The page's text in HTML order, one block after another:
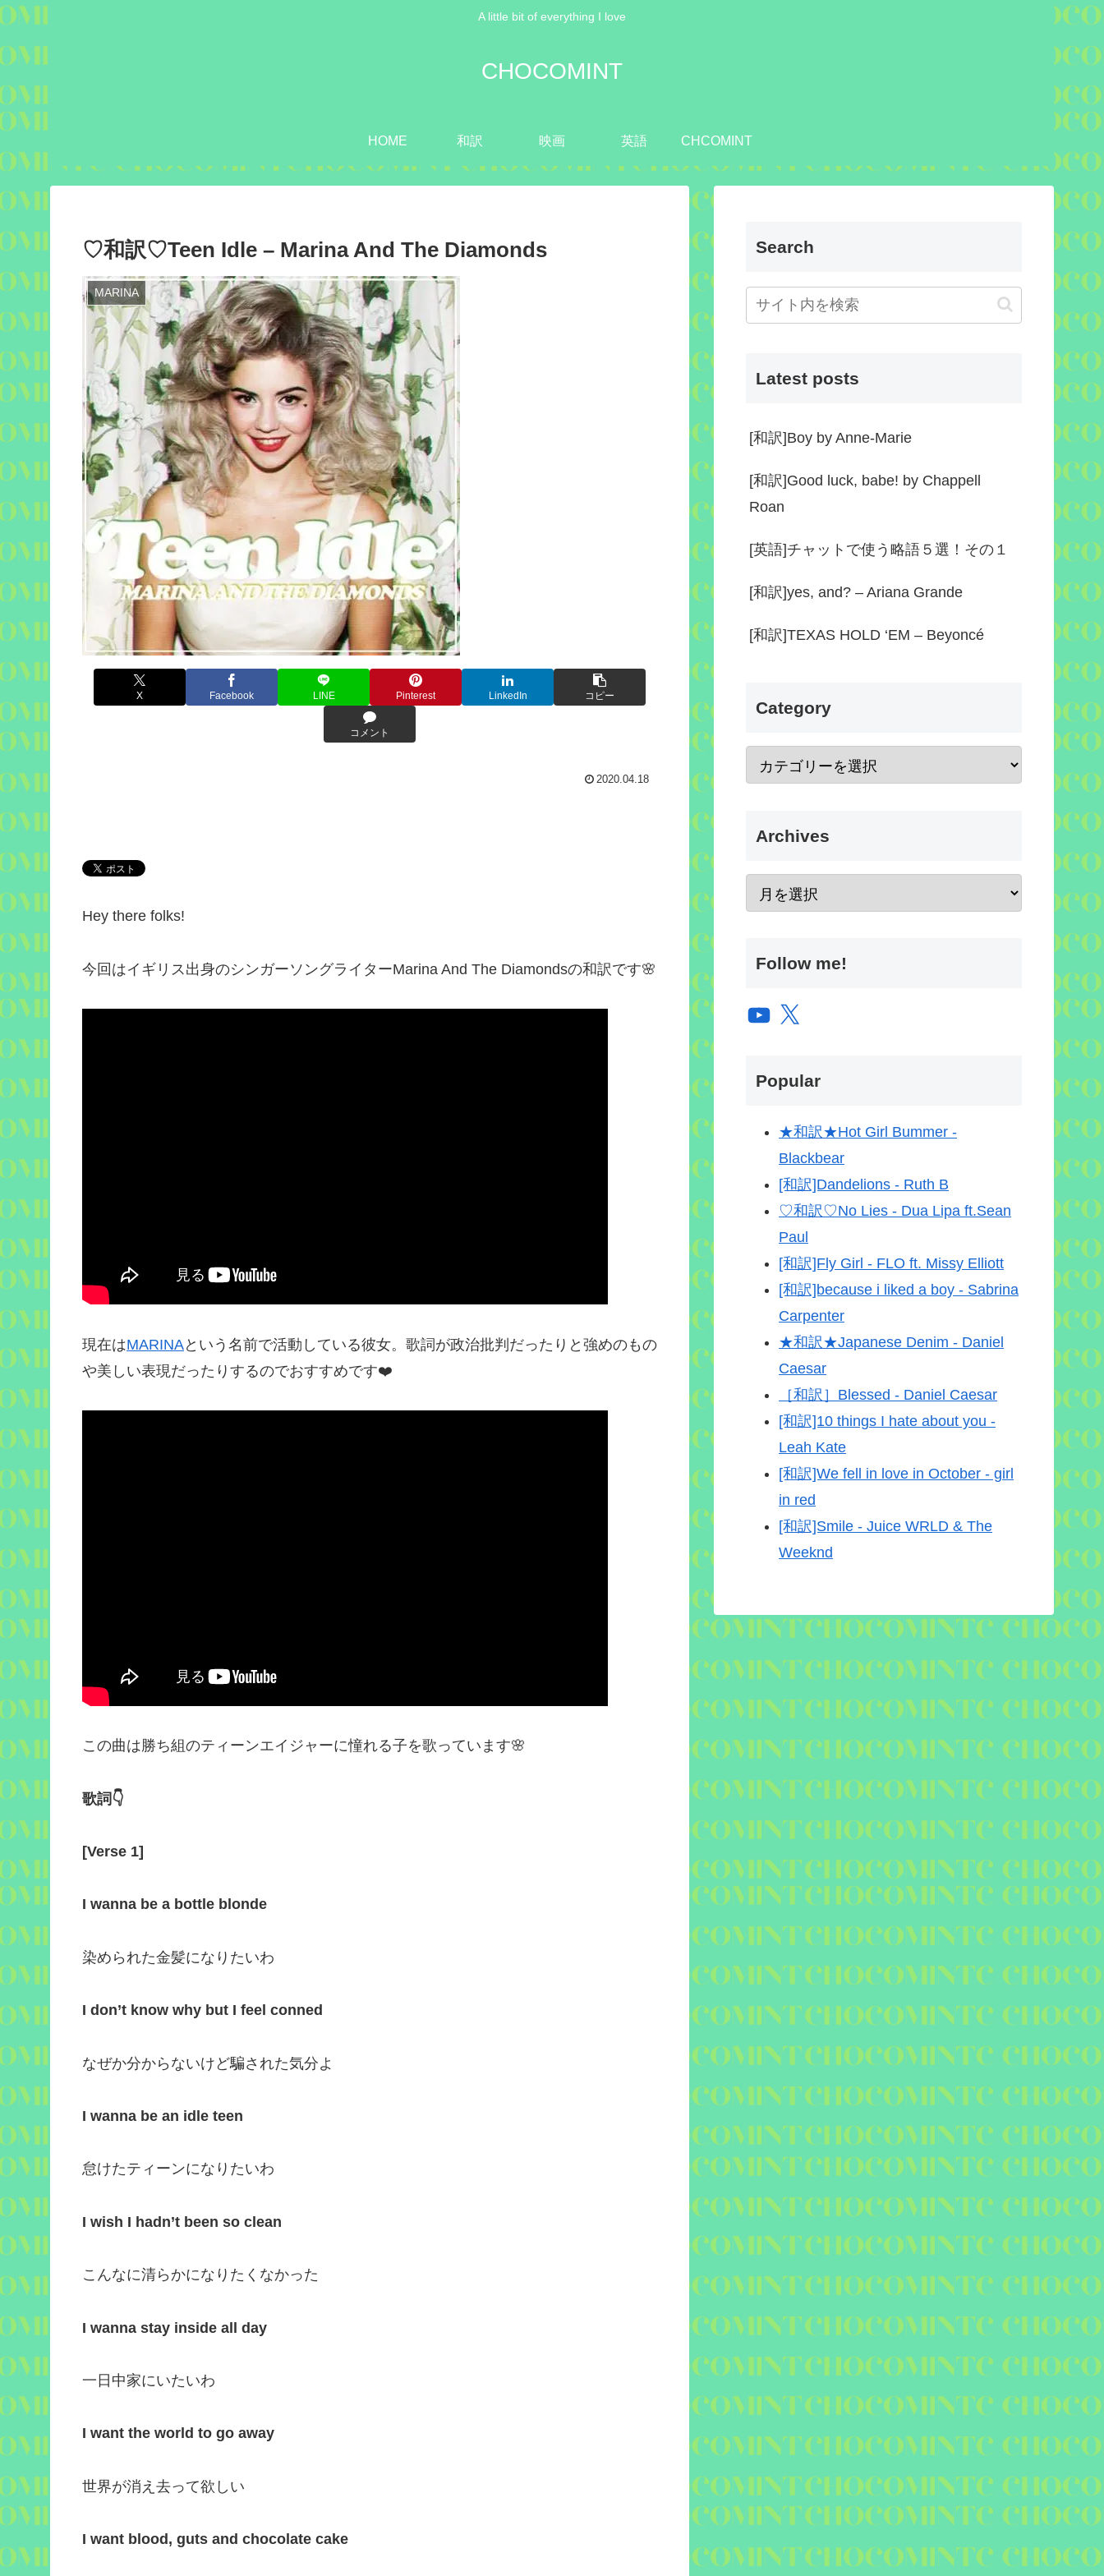
A little bit of everything I love
CHOCOMINT
HOME 和訳 映画 英語 CHCOMINT
♡和訳♡Teen Idle – Marina And The Diamonds
MARINA
X Facebook LINE Pinterest LinkedIn コピー
コメント
2020.04.18
Hey there folks!
今回はイギリス出身のシンガーソングライターMarina And The Diamondsの和訳です🌸
現在はMARINAという名前で活動している彼女。歌詞が政治批判だったりと強めのもの
や美しい表現だったりするのでおすすめです❤️
この曲は勝ち組のティーンエイジャーに憧れる子を歌っています🌸
歌詞 👇
[Verse 1]
I wanna be a bottle blonde
染められた金髪になりたいわ
I don’t know why but I feel conned
なぜか分からないけど騙された気分よ
I wanna be an idle teen
怠けたティーンになりたいわ
I wish I hadn’t been so clean
こんなに清らかになりたくなかった
I wanna stay inside all day
一日中家にいたいわ
I want the world to go away
世界が消え去って欲しい
I want blood, guts and chocolate cake
Search
Latest posts
[和訳]Boy by Anne-Marie
[和訳]Good luck, babe! by Chappell
Roan
[英語]チャットで使う略語５選！その１
[和訳]yes, and? – Ariana Grande
[和訳]TEXAS HOLD ‘EM – Beyoncé
Category
Archives
Follow me!
YouTube
X
Popular
★和訳★Hot Girl Bummer -
Blackbear
[和訳]Dandelions - Ruth B
♡和訳♡No Lies - Dua Lipa ft.Sean
Paul
[和訳]Fly Girl - FLO ft. Missy Elliott
[和訳]because i liked a boy - Sabrina
Carpenter
★和訳★Japanese Denim - Daniel
Caesar
［和訳］Blessed - Daniel Caesar
[和訳]10 things I hate about you -
Leah Kate
[和訳]We fell in love in October - girl
in red
[和訳]Smile - Juice WRLD & The
Weeknd